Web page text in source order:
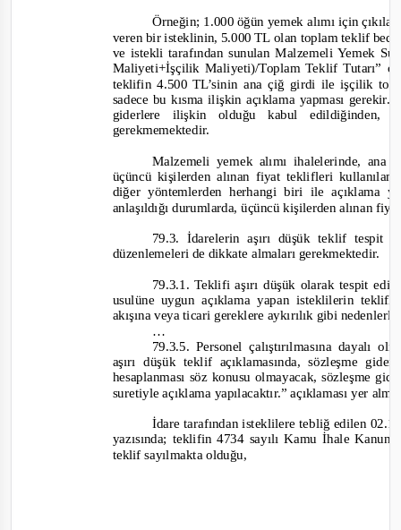
Örneğin; 1.000 öğün yemek alımı için
veren bir isteklinin, 5.000 TL olan toplam teklif
ve istekli tarafından sunulan Malzemeli Yemek
Maliyeti+İşçilik Maliyeti)/Toplam Teklif Tutarı”
teklifin 4.500 TL’sinin ana çiğ girdi ile işçilik
sadece bu kısma ilişkin açıklama yapması
giderlere ilişkin olduğu kabul edildiğinden,
gerekmemektedir.
Malzemeli yemek alımı ihalelerinde,
üçüncü kişilerden alınan fiyat teklifleri
diğer yöntemlerden herhangi biri ile açıklama
anlaşıldığı durumlarda, üçüncü kişilerden alınan
79.3. İdarelerin aşırı düşük teklif tespit
düzenlemeleri de dikkate almaları gerekmektedir.
79.3.1. Teklifi aşırı düşük olarak tespit
usulüne uygun açıklama yapan isteklilerin
akışına veya ticari gereklere aykırılık gibi
…
79.3.5. Personel çalıştırılmasına dayalı
aşırı düşük teklif açıklamasında, sözleşme
hesaplanması söz konusu olmayacak, sözleşme
suretiyle açıklama yapılacaktır.”açıklaması yer
İdare tarafından isteklilere tebliğ edilen
yazısında; teklifin 4734 sayılı Kamu İhale
teklif sayılmakta olduğu,